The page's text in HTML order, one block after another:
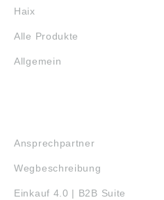
Haix
Alle Produkte
Allgemein
Ansprechpartner
Wegbeschreibung
Einkauf 4.0 | B2B Suite